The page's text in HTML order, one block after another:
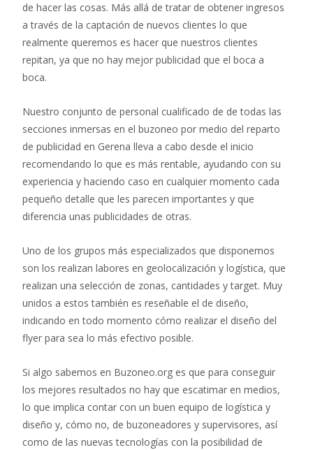
de hacer las cosas. Más allá de tratar de obtener ingresos
a través de la captación de nuevos clientes lo que
realmente queremos es hacer que nuestros clientes
repitan, ya que no hay mejor publicidad que el boca a
boca.
Nuestro conjunto de personal cualificado de de todas las
secciones inmersas en el buzoneo por medio del reparto
de publicidad en Gerena lleva a cabo desde el inicio
recomendando lo que es más rentable, ayudando con su
experiencia y haciendo caso en cualquier momento cada
pequeño detalle que les parecen importantes y que
diferencia unas publicidades de otras.
Uno de los grupos más especializados que disponemos
son los realizan labores en geolocalización y logística, que
realizan una selección de zonas, cantidades y target. Muy
unidos a estos también es reseñable el de diseño,
indicando en todo momento cómo realizar el diseño del
flyer para sea lo más efectivo posible.
Si algo sabemos en Buzoneo.org es que para conseguir
los mejores resultados no hay que escatimar en medios,
lo que implica contar con un buen equipo de logística y
diseño y, cómo no, de buzoneadores y supervisores, así
como de las nuevas tecnologías con la posibilidad de